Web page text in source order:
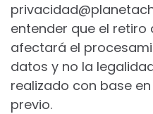
entender que el
afectará el
datos y no la
realizado con base
previo.